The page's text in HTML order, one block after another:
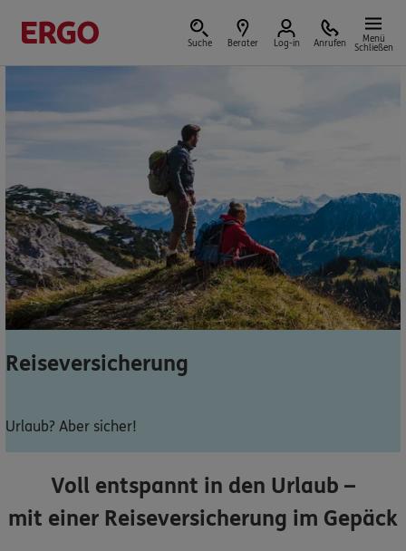
Suche Berater Log-in Anrufen
Menü
Schließen
Reform der privaten Altersvorsorge
Jetzt Förderung selbst berechnen.
Jetzt informieren
Dann lassen Sie sich helfen.
Service
Reiseversicherung
Urlaub? Aber sicher!
Voll entspannt in den Urlaub –
mit einer Reiseversicherung im Gepäck